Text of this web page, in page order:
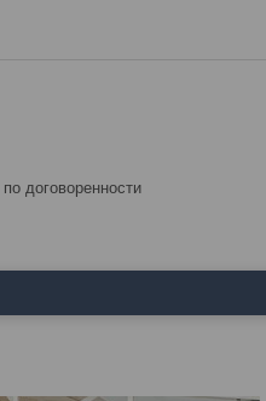
по договоренности